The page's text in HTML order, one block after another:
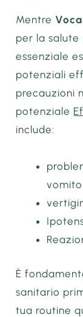
Mentre
per la salute
essenziale
potenziali
precauzioni
potenziale
include:
È
sanitario
tua routine